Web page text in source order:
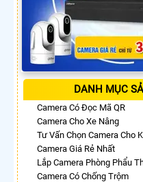
DANH MỤC
Camera Có Đọc Mã QR
Camera Cho Xe Nâng
Tư Vấn Chọn Camera Cho
Camera Giá Rẻ Nhất
Lắp Camera Phòng Phẩu
Camera Có Chống Trộm